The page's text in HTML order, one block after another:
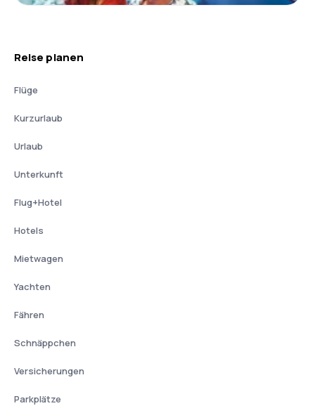
Reise planen
Flüge
Kurzurlaub
Urlaub
Unterkunft
Flug+Hotel
Hotels
Mietwagen
Yachten
Fähren
Schnäppchen
Versicherungen
Parkplätze